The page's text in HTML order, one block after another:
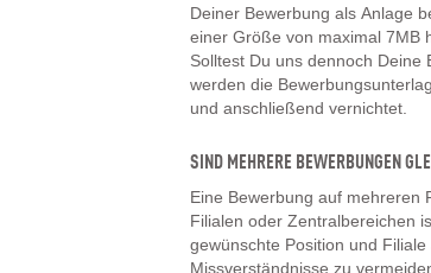
Deiner Bewerbung als Anlage
einer Größe von maximal 7MB
Solltest Du uns dennoch Deine
werden die
und anschließend vernichtet.
SIND MEHRERE BEWERBUNGEN
Eine Bewerbung auf mehreren
Filialen oder Zentralbereichen
gewünschte Position und
Missverständnisse zu